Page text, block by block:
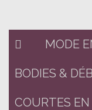
MODE
BODIES &
COURTES